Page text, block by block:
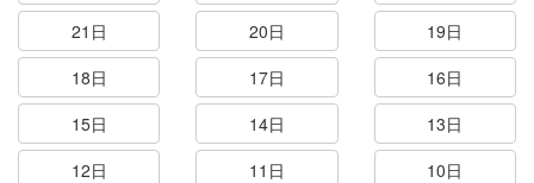
21日
20日
19日
18日
17日
16日
15日
14日
13日
12日
11日
10日